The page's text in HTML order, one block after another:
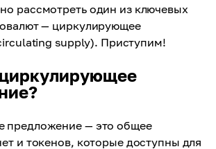
рассмотреть один из ключевых
— циркулирующее
supply). Приступим!
циркулирующее
предложение — это общее
и токенов, которые доступны для